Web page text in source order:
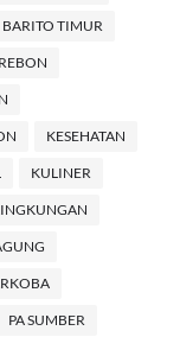
BARITO TIMUR
KESEHATAN
KULINER
PA SUMBER